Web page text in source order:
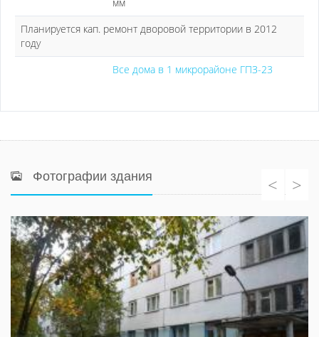
Планируется кап. ремонт дворовой территории в 2012
году
Все дома в 1 микрорайоне ГПЗ-23
Фотографии здания < >